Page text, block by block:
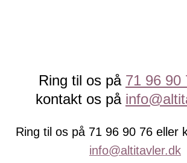
Ring til os på 71 96 90
kontakt os på
Ring til os på 71 96 90 76 eller
info@altitavler.dk